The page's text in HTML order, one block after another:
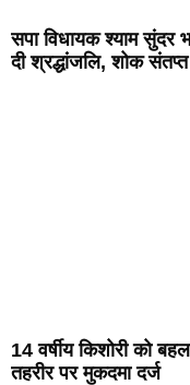
सपा विधायक श्याम सुंदर
दी श्रद्धांजलि, शोक
14 वर्षीय किशोरी को
तहरीर पर मुकदमा दर्ज